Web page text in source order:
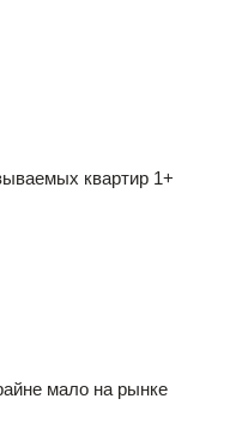
квартир 1+
мало на рынке